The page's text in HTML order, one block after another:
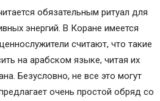
обязательным ритуал для
энергий. В Коране имеется
считают, что такие
на арабском языке, читая их
Безусловно, не все это могут
очень простой обряд со